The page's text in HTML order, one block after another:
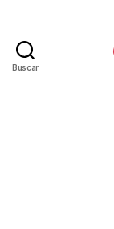
Buscar